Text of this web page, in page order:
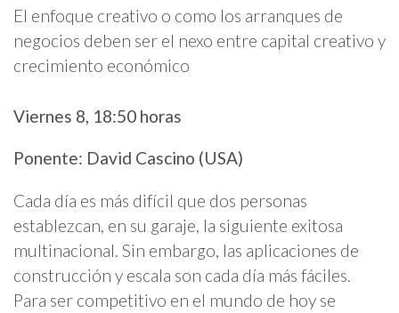
El enfoque creativo o como los arranques de
negocios deben ser el nexo entre capital creativo y
crecimiento económico
Viernes 8, 18:50 horas
Ponente: David Cascino (USA)
Cada día es más difícil que dos personas
establezcan, en su garaje, la siguiente exitosa
multinacional. Sin embargo, las aplicaciones de
construcción y escala son cada día más fáciles.
Para ser competitivo en el mundo de hoy se